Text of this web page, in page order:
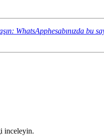
WhatsApphesabınızda bu
inceleyin.